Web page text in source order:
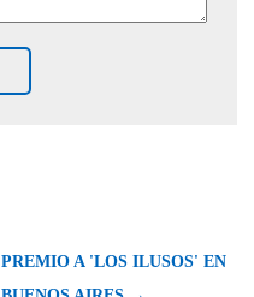
PREMIO A 'LOS ILUSOS' EN